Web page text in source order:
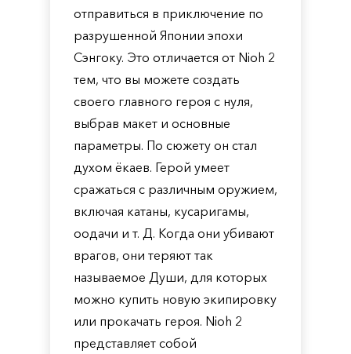
отправиться в приключение по
разрушенной Японии эпохи
Сэнгоку. Это отличается от Nioh 2
тем, что вы можете создать
своего главного героя с нуля,
выбрав макет и основные
параметры. По сюжету он стал
духом ёкаев. Герой умеет
сражаться с различным оружием,
включая катаны, кусаригамы,
оодачи и т. Д. Когда они убивают
врагов, они теряют так
называемое Души, для которых
можно купить новую экипировку
или прокачать героя. Nioh 2
представляет собой